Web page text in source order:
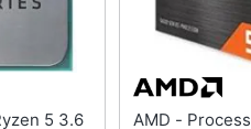
AMD - Processore Ryzen 5-